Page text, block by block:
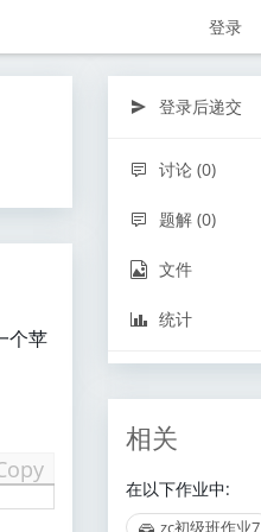
登录
个苹
登录后递交
讨论 (0)
题解 (0)
文件
统计
相关
在以下作业中:
zc初级班作业7